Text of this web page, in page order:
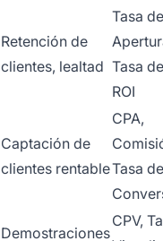
Retención de
clientes, lealtad
Tasa de
Tasa
ROI
Captación de
clientes rentable
CPA,
Tasa de
Demostraciones
CPV,